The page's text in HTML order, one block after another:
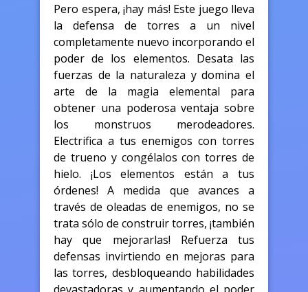
Pero espera, ¡hay más! Este juego lleva
la defensa de torres a un nivel
completamente nuevo incorporando el
poder de los elementos. Desata las
fuerzas de la naturaleza y domina el
arte de la magia elemental para
obtener una poderosa ventaja sobre
los monstruos merodeadores.
Electrifica a tus enemigos con torres
de trueno y congélalos con torres de
hielo. ¡Los elementos están a tus
órdenes! A medida que avances a
través de oleadas de enemigos, no se
trata sólo de construir torres, ¡también
hay que mejorarlas! Refuerza tus
defensas invirtiendo en mejoras para
las torres, desbloqueando habilidades